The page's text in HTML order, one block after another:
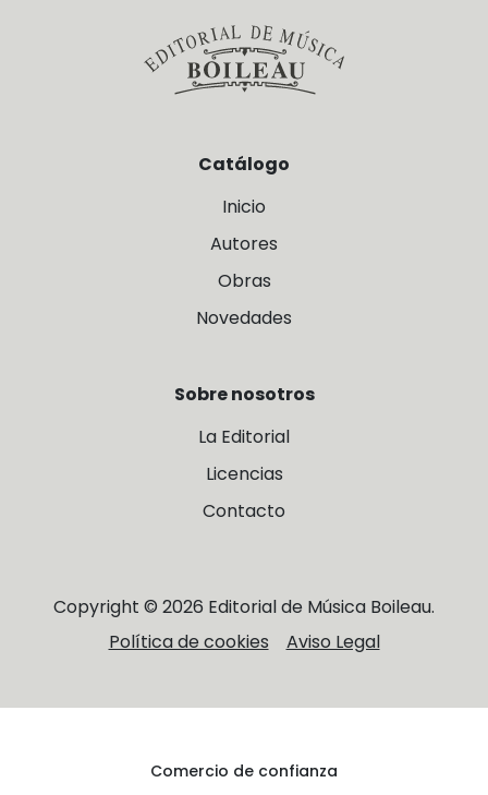
Catálogo
Inicio
Autores
Obras
Novedades
Sobre nosotros
La Editorial
Licencias
Contacto
Copyright © 2026 Editorial de Música Boileau.
Política de cookies
Aviso Legal
Comercio de confianza